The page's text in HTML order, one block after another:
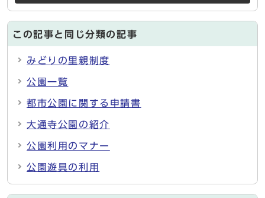
この記事と同じ分類の記事
みどりの里親制度
公園一覧
都市公園に関する申請書
大通寺公園の紹介
公園利用のマナー
公園遊具の利用